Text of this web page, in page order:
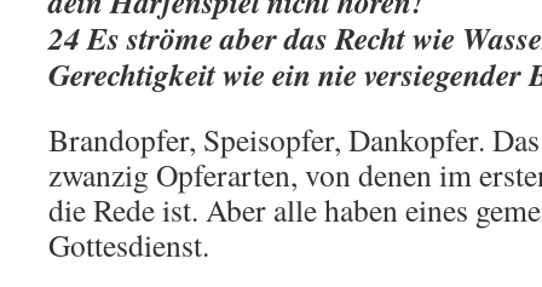
24 Es ströme aber das Recht wie
Gerechtigkeit wie ein nie versiegender
Brandopfer, Speisopfer, Dankopfer.
zwanzig Opferarten, von denen im
die Rede ist. Aber alle haben eines
Gottesdienst.